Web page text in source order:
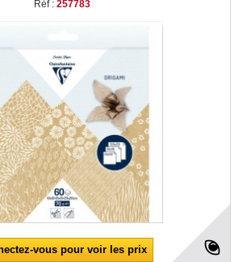
Réf : 257783
vous pour voir les prix